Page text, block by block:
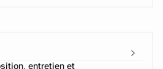
entretien et